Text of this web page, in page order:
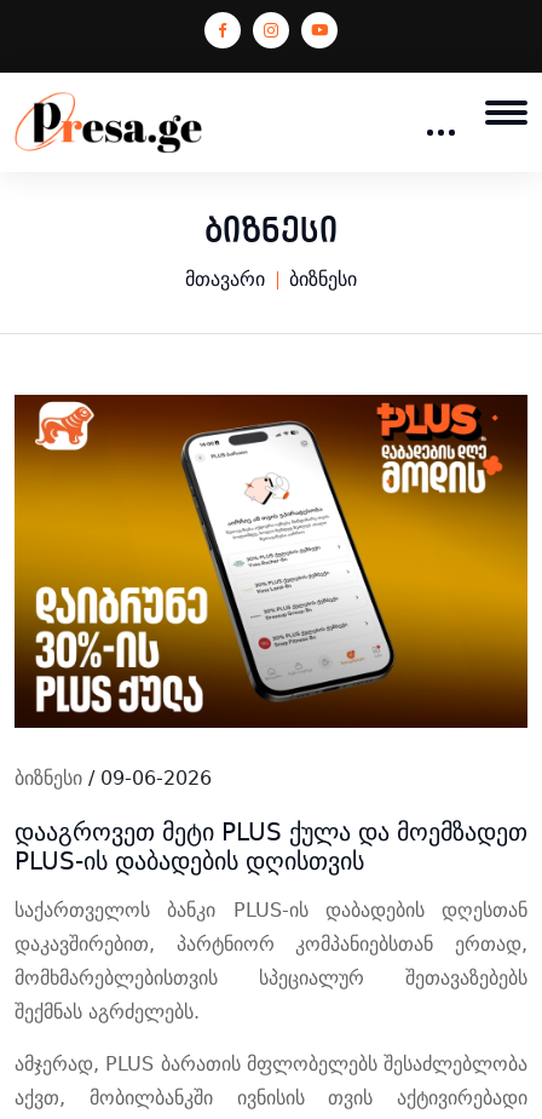
ბიზნესი
მთავარი ბიზნესი
ბიზნესი / 09-06-2026
დააგროვეთ მეტი PLUS ქულა და მოემზადეთ
PLUS-ის დაბადების დღისთვის
საქართველოს ბანკი PLUS-ის დაბადების დღესთან
დაკავშირებით, პარტნიორ კომპანიებსთან ერთად,
მომხმარებლებისთვის სპეციალურ შეთავაზებებს
შექმნას აგრძელებს.
ამჯერად, PLUS ბარათის მფლობელებს შესაძლებლობა
აქვთ, მობილბანკში ივნისის თვის აქტივირებადი